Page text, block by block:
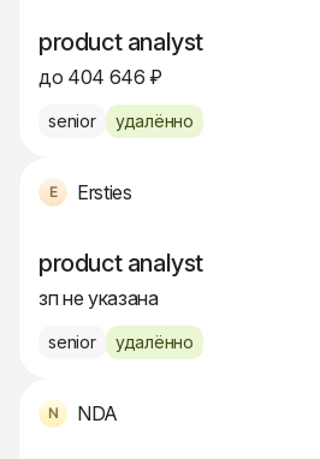
product analyst
до 404 646 ₽
senior удалённо
Ersties
product analyst
зп не указана
senior удалённо
NDA